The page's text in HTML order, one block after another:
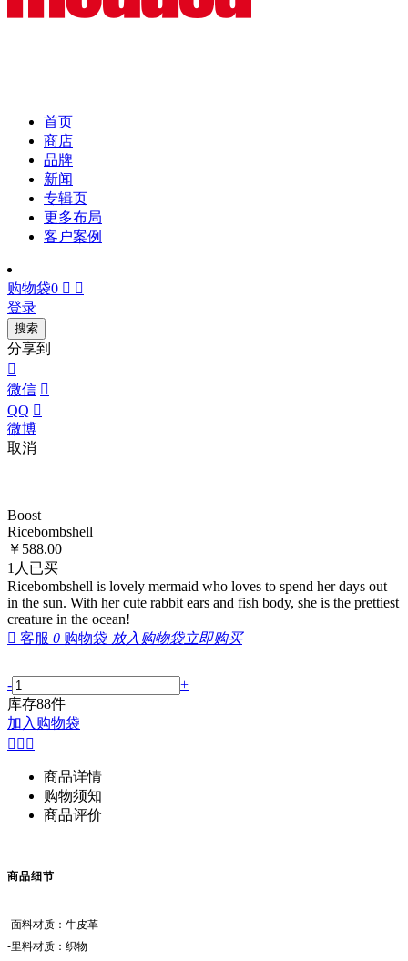
首页
商店
品牌
新闻
专辑页
更多布局
客户案例
购物袋0  
登录
搜索
分享到

微信 
QQ 
微博
取消
Boost
Ricebombshel​​l
￥ 588.00
1 人已买
Ricebombshell is lovely mermaid who loves to spend her days out
in the sun. With her cute rabbit ears and fish body, she is the prettiest
creature in the ocean!
 客服 0 购物袋 放入购物袋立即购买
-
+
库存88件
加入购物袋
  
商品详情
购物须知
商品评价
商品细节
-面料材质：牛皮革
-里料材质：织物